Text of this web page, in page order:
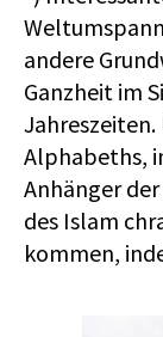
andere
Ganzheit im
Alphabeths,
Anhänger
des Islam
kommen,